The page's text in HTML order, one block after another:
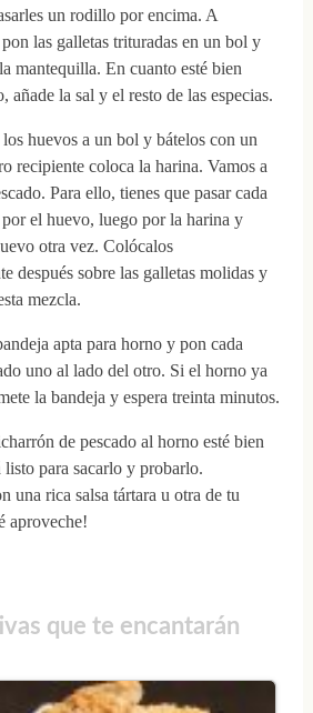
un rodillo por encima. A
las galletas trituradas en un bol y
mantequilla. En cuanto esté bien
añade la sal y el resto de las especias.
huevos a un bol y bátelos con un
recipiente coloca la harina. Vamos a
Para ello, tienes que pasar cada
el huevo, luego por la harina y
otra vez. Colócalos
después sobre las galletas molidas y
mezcla.
apta para horno y pon cada
uno al lado del otro. Si el horno ya
la bandeja y espera treinta minutos.
de pescado al horno esté bien
listo para sacarlo y probarlo.
una rica salsa tártara u otra de tu
aproveche!
que te encantarán